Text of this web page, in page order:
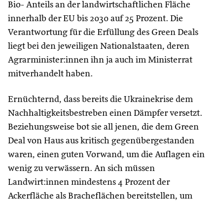
Bio- Anteils an der landwirtschaftlichen Fläche
innerhalb der EU bis 2030 auf 25 Prozent. Die
Verantwortung für die Erfüllung des Green Deals
liegt bei den jeweiligen Nationalstaaten, deren
Agrarminister:innen ihn ja auch im Ministerrat
mitverhandelt haben.
Ernüchternd, dass bereits die Ukrainekrise dem
Nachhaltigkeitsbestreben einen Dämpfer versetzt.
Beziehungsweise bot sie all jenen, die dem Green
Deal von Haus aus kritisch gegenübergestanden
waren, einen guten Vorwand, um die Auflagen ein
wenig zu verwässern. An sich müssen
Landwirt:innen mindestens 4 Prozent der
Ackerfläche als Bracheflächen bereitstellen, um